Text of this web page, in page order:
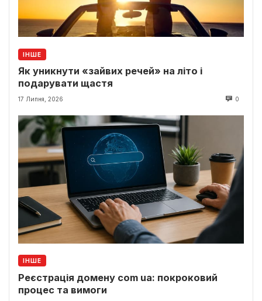
ІНШЕ
Як уникнути «зайвих речей» на літо і
подарувати щастя
17 Липня, 2026 0
ІНШЕ
Реєстрація домену com ua: покроковий
процес та вимоги